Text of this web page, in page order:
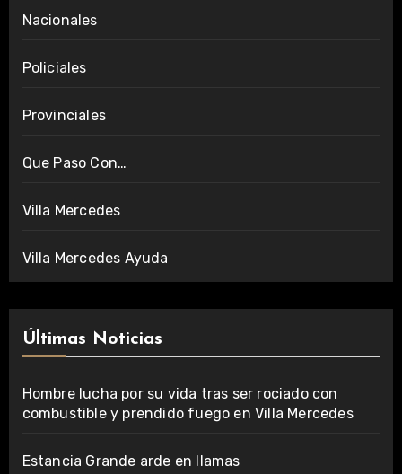
Nacionales
Policiales
Provinciales
Que Paso Con…
Villa Mercedes
Villa Mercedes Ayuda
Últimas Noticias
Hombre lucha por su vida tras ser rociado con
combustible y prendido fuego en Villa Mercedes
Estancia Grande arde en llamas